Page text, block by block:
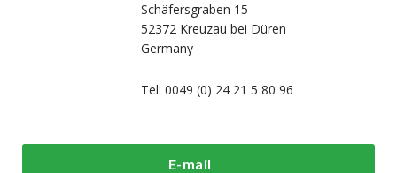
Schäfersgraben 15
52372 Kreuzau bei Düren
Germany
Tel: 0049 (0) 24 21 5 80 96
E-mail
Machines de